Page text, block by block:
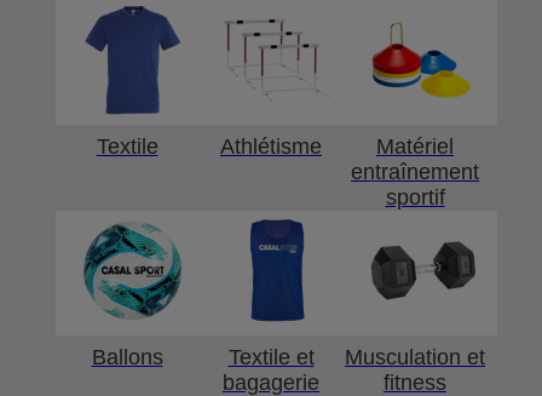
Textile Athlétisme
Matériel
entraînement
sportif
Ballons
Textile et
bagagerie
Musculation et
fitness